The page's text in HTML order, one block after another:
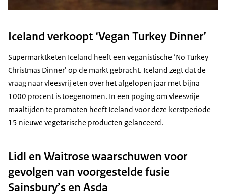
Iceland verkoopt ‘Vegan Turkey Dinner’
Supermarktketen Iceland heeft een veganistische ‘No Turkey
Christmas Dinner’ op de markt gebracht. Iceland zegt dat de
vraag naar vleesvrij eten over het afgelopen jaar met bijna
1000 procent is toegenomen. In een poging om vleesvrije
maaltijden te promoten heeft Iceland voor deze kerstperiode
15 nieuwe vegetarische producten gelanceerd.
Lidl en Waitrose waarschuwen voor
gevolgen van voorgestelde fusie
Sainsbury’s en Asda